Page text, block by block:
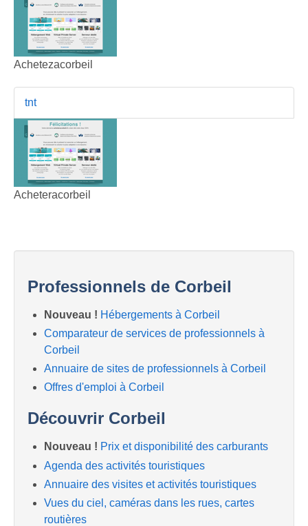
Achetezacorbeil
tnt
Acheteracorbeil
Professionnels de Corbeil
Nouveau ! Hébergements à Corbeil
Comparateur de services de professionnels à
Corbeil
Annuaire de sites de professionnels à Corbeil
Offres d'emploi à Corbeil
Découvrir Corbeil
Nouveau ! Prix et disponibilité des carburants
Agenda des activités touristiques
Annuaire des visites et activités touristiques
Vues du ciel, caméras dans les rues, cartes
routières